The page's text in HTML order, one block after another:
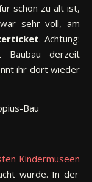
schon zu alt ist,
sehr voll, am
. Achtung:
Baubau derzeit
ihr dort wieder
Bau
Kindermuseen
wurde. In der